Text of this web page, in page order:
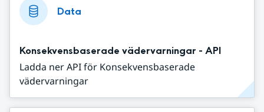
Data
Konsekvensbaserade vädervarningar - API
Ladda ner API för Konsekvensbaserade
vädervarningar